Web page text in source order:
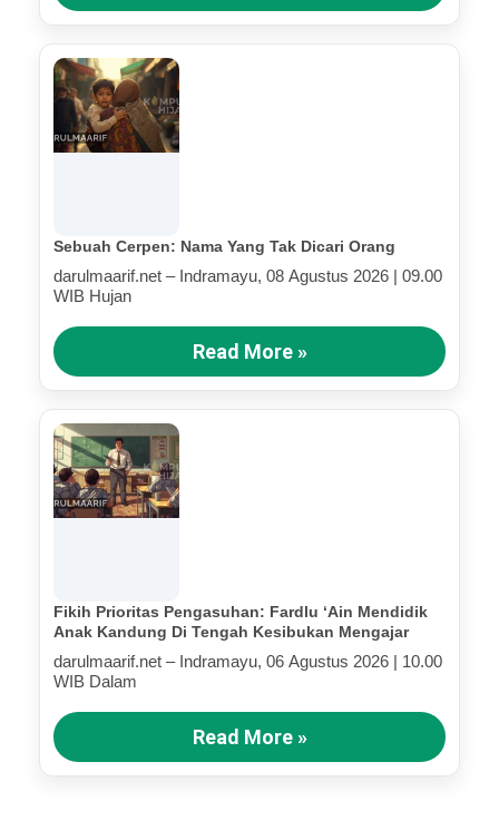
Sebuah Cerpen: Nama Yang Tak Dicari Orang
darulmaarif.net – Indramayu, 08 Agustus 2026 | 09.00
WIB Hujan
Read More »
Fikih Prioritas Pengasuhan: Fardlu ‘Ain Mendidik
Anak Kandung Di Tengah Kesibukan Mengajar
darulmaarif.net – Indramayu, 06 Agustus 2026 | 10.00
WIB Dalam
Read More »